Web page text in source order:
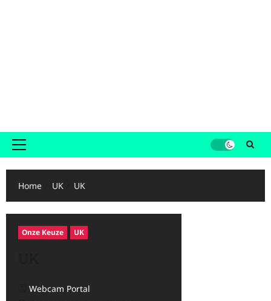
Primair
Home
UK UK
Onze Keuze UK
Webcam Portal